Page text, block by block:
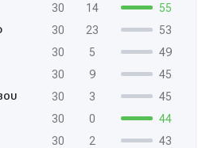
30 14
55
30 23
53
30 5
49
30 9
45
30 3
45
30 0
44
30 2
43